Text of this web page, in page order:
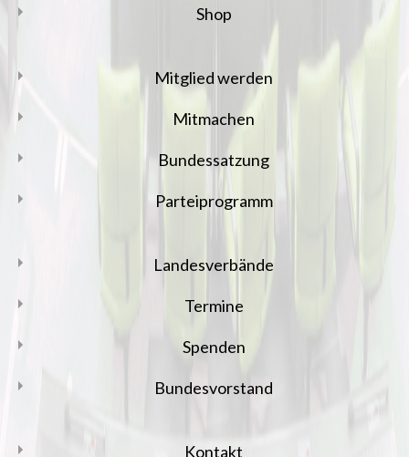
Shop
Mitglied werden
Mitmachen
Bundessatzung
Parteiprogramm
Landesverbände
Termine
Spenden
Bundesvorstand
Kontakt